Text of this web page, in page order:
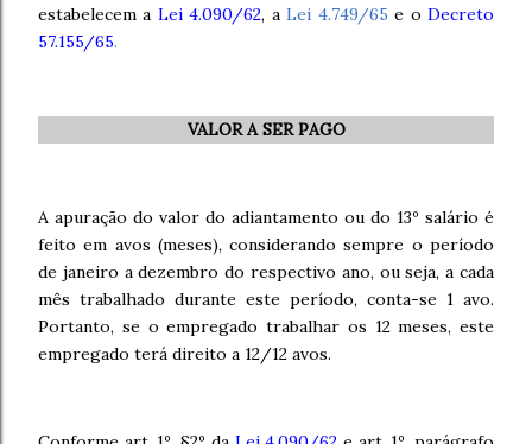
estabelecem a Lei 4.090/62, aLei 4.749/65 e oDecreto
57.155/65.
VALOR A SER PAGO
A apuração do valor do adiantamento ou do 13º salário é
feito em avos (meses), considerando sempre o período
de janeiro a dezembro do respectivo ano, ou seja, a cada
mês trabalhado durante este período, conta-se 1 avo.
Portanto, se o empregado trabalhar os 12 meses, este
empregado terá direito a 12/12 avos.